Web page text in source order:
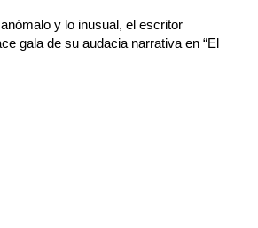
y lo inusual, el escritor
gala de su audacia narrativa en “El